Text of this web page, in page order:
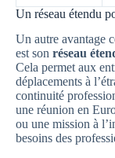
Un réseau étendu
Un autre avantage
est son réseau
Cela permet aux
déplacements à
continuité
une réunion en
ou une mission à
besoins des